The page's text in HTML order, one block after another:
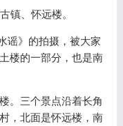
镇、怀远楼。
谣》的拍摄，被大家
楼的一部分，也是南
。三个景点沿着长角
，北面是怀远楼，南